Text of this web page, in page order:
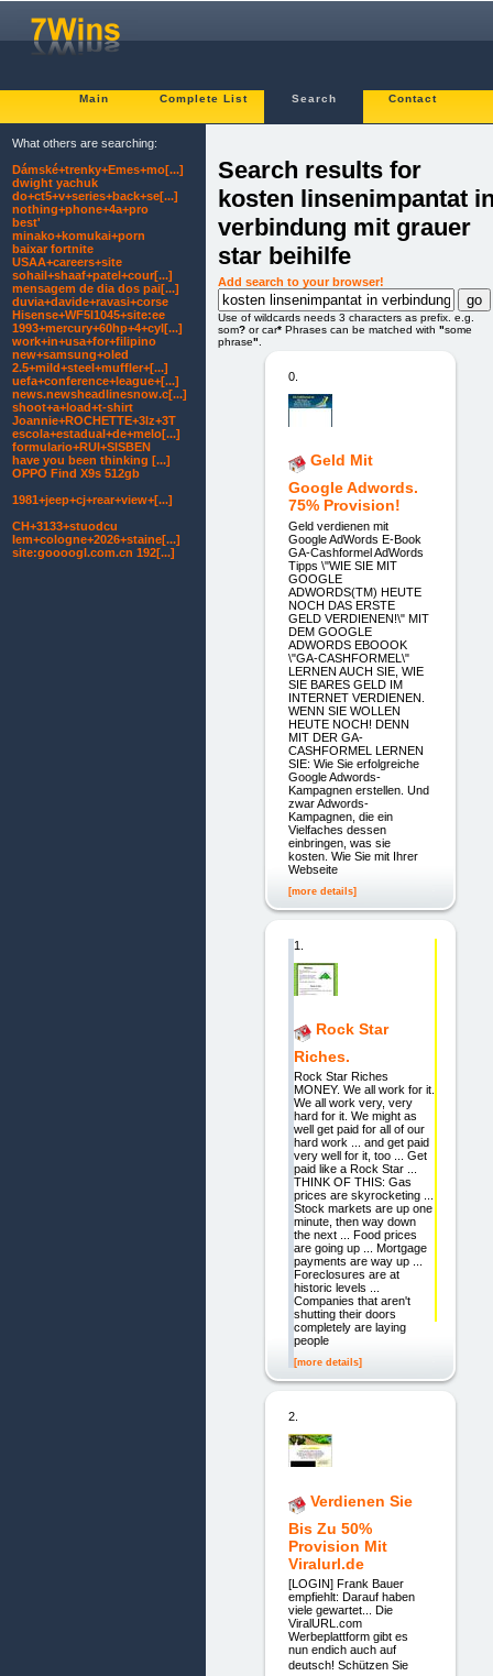
Main Complete List Search Contact
Search results for
kosten linsenimpantat
verbindung mit grauer
star beihilfe
Add search to your browser!
Use of wildcards needs 3 characters as prefix. e.g.
som? or car* Phrases can be matched with "some
phrase"
0.
Geld Mit
Google Adwords.
75% Provision!
Geld verdienen mit
Google AdWords E-Book
GA-Cashformel AdWords
Tipps \"WIE SIE MIT
GOOGLE
ADWORDS(TM) HEUTE
NOCH DAS ERSTE
GELD VERDIENEN!\" MIT
DEM GOOGLE
ADWORDS EBOOOK
\"GA-CASHFORMEL\"
LERNEN AUCH SIE, WIE
SIE BARES GELD IM
INTERNET VERDIENEN.
WENN SIE WOLLEN
HEUTE NOCH! DENN
MIT DER GA-
CASHFORMEL LERNEN
SIE: Wie Sie erfolgreiche
Google Adwords-
Kampagnen erstellen. Und
zwar Adwords-
Kampagnen, die ein
Vielfaches dessen
einbringen, was sie
kosten. Wie Sie mit Ihrer
Webseite
[more details]
1.
Rock Star
Riches.
Rock Star Riches
MONEY. We all work for it.
We all work very, very
hard for it. We might as
well get paid for all of our
hard work ... and get paid
very well for it, too ... Get
paid like a Rock Star ...
THINK OF THIS: Gas
prices are skyrocketing ...
Stock markets are up one
minute, then way down
the next ... Food prices
are going up ... Mortgage
payments are way up ...
Foreclosures are at
historic levels ...
Companies that aren't
shutting their doors
completely are laying
people
[more details]
2.
Verdienen Sie
Bis Zu 50%
Provision Mit
Viralurl.de
[LOGIN] Frank Bauer
empfiehlt: Darauf haben
viele gewartet... Die
ViralURL.com
Werbeplattform gibt es
nun endich auch auf
deutsch! Schützen Sie
What others are searching:
Dámské+trenky+Emes+mo[...]
dwight yachuk
do+ct5+v+series+back+se[...]
nothing+phone+4a+pro
best'
minako+komukai+porn
baixar fortnite
USAA+careers+site
sohail+shaaf+patel+cour[...]
mensagem de dia dos pai[...]
duvia+davide+ravasi+corse
Hisense+WF5I1045+site:ee
1993+mercury+60hp+4+cyl[...]
work+in+usa+for+filipino
new+samsung+oled
2.5+mild+steel+muffler+[...]
uefa+conference+league+[...]
news.newsheadlinesnow.c[...]
shoot+a+load+t-shirt
Joannie+ROCHETTE+3lz+3T
escola+estadual+de+melo[...]
formulario+RUI+SISBEN
have you been thinking [...]
OPPO Find X9s 512gb
1981+jeep+cj+rear+view+[...]
CH+3133+stuodcu
Iem+cologne+2026+staine[...]
site:goooogl.com.cn 192[...]